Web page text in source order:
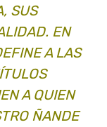
SUS
EN
A LAS
A QUIEN
ÑANDE